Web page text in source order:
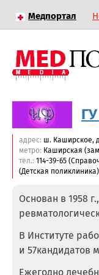
Медпортал
адрес: ш. Каширское,
метро: Каширская
тел.: 114-39-65
(Детская поликлиника)
Основан в 1958
В Институте
и 57кандидатов
Ежегодно